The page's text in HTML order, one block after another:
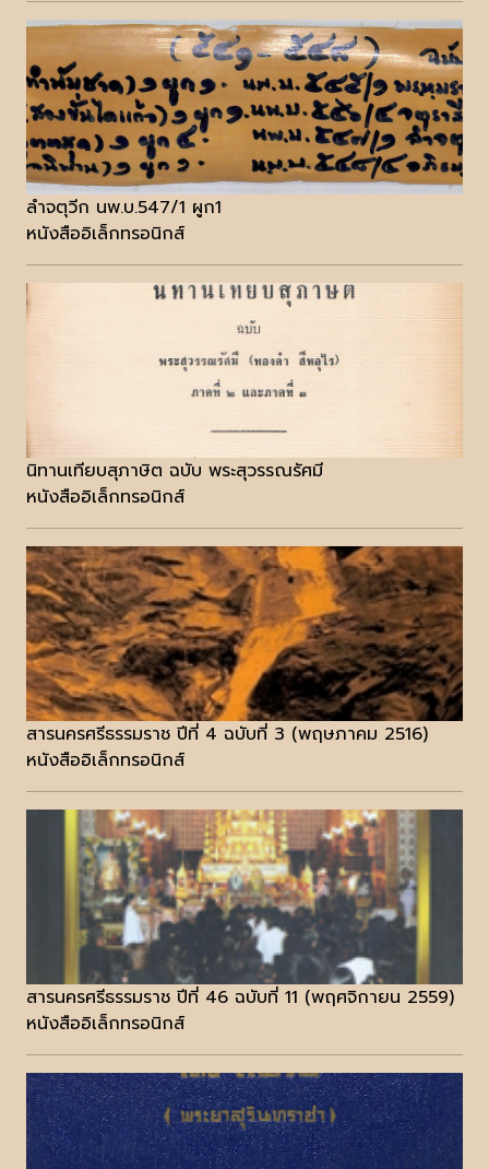
ลำจตุวีก นพ.บ.547/1 ผูก1
หนังสืออิเล็กทรอนิกส์
นิทานเทียบสุภาษิต ฉบับ พระสุวรรณรัศมี
หนังสืออิเล็กทรอนิกส์
สารนครศรีธรรมราช ปีที่ 4 ฉบับที่ 3 (พฤษภาคม 2516)
หนังสืออิเล็กทรอนิกส์
สารนครศรีธรรมราช ปีที่ 46 ฉบับที่ 11 (พฤศจิกายน 2559)
หนังสืออิเล็กทรอนิกส์